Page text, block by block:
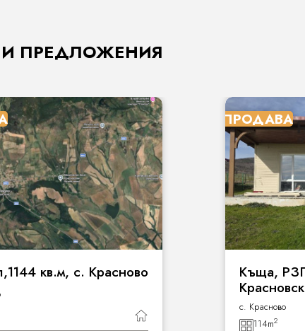
ПРЕДЛОЖЕНИЯ
кв.м, с. Красново
ПРОДАВА
Къща,
с. Красново
114m2